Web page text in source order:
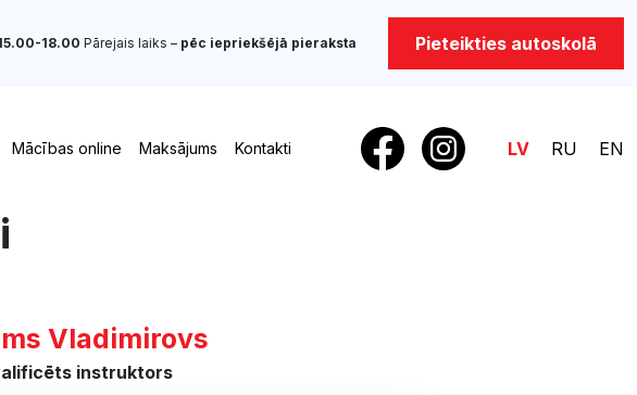
18.00 Pārejais laiks – pēc iepriekšējā pieraksta Pieteikties autoskolā
Mācības online Maksājums Kontakti LV RU EN
Vladimirovs
instruktors